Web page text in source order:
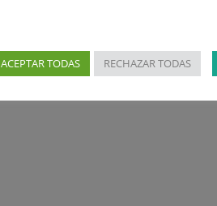
DESCRIPCIÓN
ACEPTAR TODAS RECHAZAR TODAS